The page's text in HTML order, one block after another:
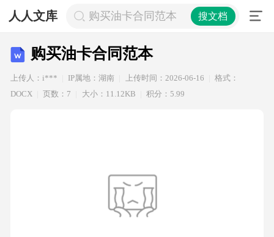
人人文库 购买油卡合同范本 搜文档
购买油卡合同范本
上传人：i*** IP属地：湖南 上传时间：2026-06-16
格式：
DOCX
页数：7 大小：11.12KB 积分：5.99